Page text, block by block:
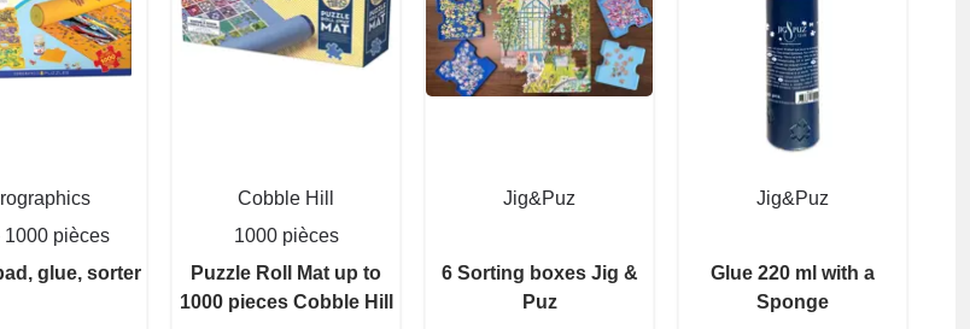
1000 pièces
glue, sorter
Cobble Hill
1000 pièces
Puzzle Roll Mat up to
1000 pieces Cobble Hill
Jig&Puz
6 Sorting boxes Jig &
Puz
Jig&Puz
Glue 220 ml with a
Sponge